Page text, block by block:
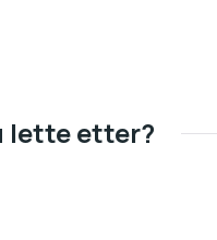
lette etter?